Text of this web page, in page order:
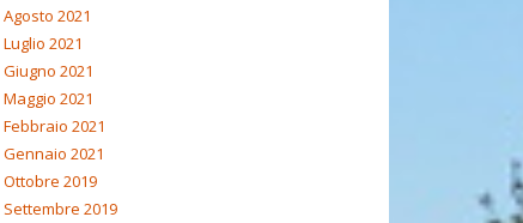
Agosto 2021
Luglio 2021
Giugno 2021
Maggio 2021
Febbraio 2021
Gennaio 2021
Ottobre 2019
Settembre 2019